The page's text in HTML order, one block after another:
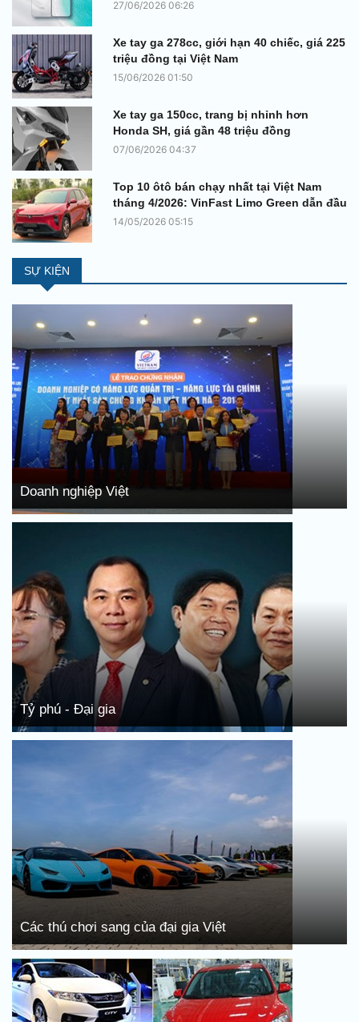
27/06/2026 06:26
Xe tay ga 278cc, giới hạn 40 chiếc, giá 225
triệu đồng tại Việt Nam
15/06/2026 01:50
Xe tay ga 150cc, trang bị nhỉnh hơn
Honda SH, giá gần 48 triệu đồng
07/06/2026 04:37
Top 10 ôtô bán chạy nhất tại Việt Nam
tháng 4/2026: VinFast Limo Green dẫn đầu
14/05/2026 05:15
SỰ KIỆN
Doanh nghiệp Việt
Tỷ phú - Đại gia
Các thú chơi sang của đại gia Việt